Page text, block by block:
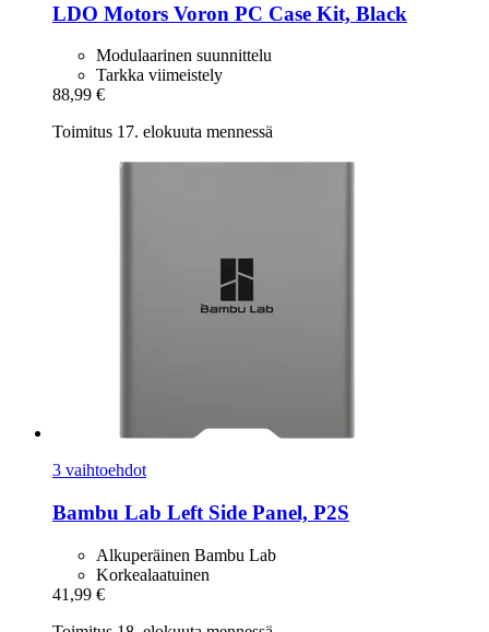
LDO Motors Voron PC Case Kit, Black
Modulaarinen suunnittelu
Tarkka viimeistely
88,99 €
Toimitus 17. elokuuta mennessä
3 vaihtoehdot
Bambu Lab Left Side Panel, P2S
Alkuperäinen Bambu Lab
Korkealaatuinen
41,99 €